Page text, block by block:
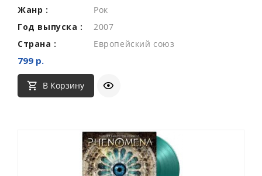
Жанр :
Рок
Год выпуска :
2007
Страна :
Европейский союз
799 р.
В Корзину